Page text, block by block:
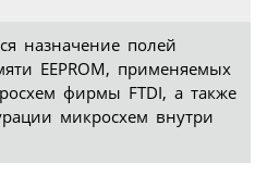
назначение полей
EEPROM, применяемых
фирмы FTDI, а также
микросхем внутри